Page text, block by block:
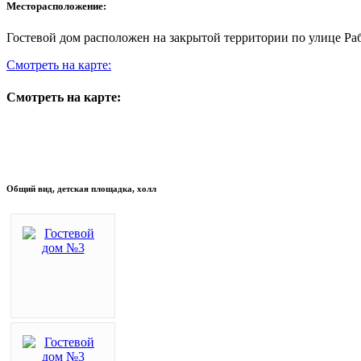
Месторасположение:
Гостевой дом расположен на закрытой территории по улице
Смотреть на карте:
Смотреть на карте:
Общий вид, детская площадка, холл